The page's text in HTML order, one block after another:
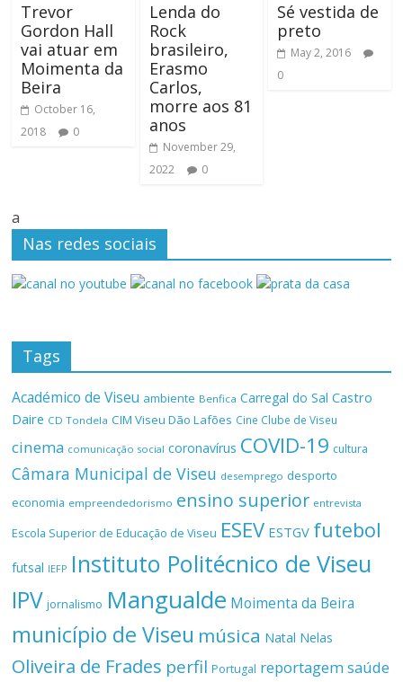
Trevor
Gordon Hall
vai atuar em
Moimenta da
Beira
October 16,
2018
0
Lenda do
Rock
brasileiro,
Erasmo
Carlos,
morre aos 81
anos
November 29,
2022
0
Sé vestida de
preto
May 2, 2016
0
a
Nas redes sociais
Tags
Académico de Viseu ambiente Benfica Carregal do Sal Castro
Daire CD Tondela CIM Viseu Dão Lafões Cine Clube de Viseu
cinema comunicação social coronavírus COVID-19 cultura
Câmara Municipal de Viseu desemprego desporto
economia empreendedorismo ensino superior entrevista
Escola Superior de Educação de Viseu ESEV ESTGV futebol
futsal IEFP Instituto Politécnico de Viseu
IPV jornalismo Mangualde Moimenta da Beira
município de Viseu música Natal Nelas
Oliveira de Frades perfil Portugal reportagemsaúde